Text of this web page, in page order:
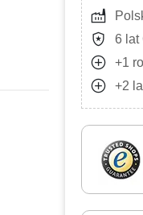
factory
local_police 6 lat
add_circle +1
add_circle +2